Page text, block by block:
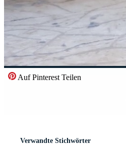
Auf Pinterest Teilen
Verwandte Stichwörter